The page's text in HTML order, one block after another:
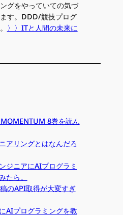
グをやっていての気づ
す。DDD/競技プログ
〉〉ITと人間の未来に
8巻を読ん
アリングとはなんだろ
ジニアにAIプログラミ
たら。
のAPI取得が大変すぎ
AIプログラミングを教